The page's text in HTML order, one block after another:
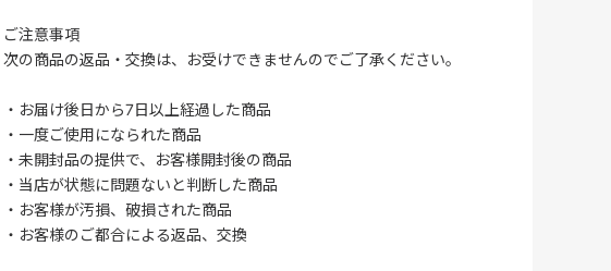
ご注意事項
次の商品の返品・交換は、お受けできませんのでご了承ください。
・お届け後日から7日以上経過した商品
・一度ご使用になられた商品
・未開封品の提供で、お客様開封後の商品
・当店が状態に問題ないと判断した商品
・お客様が汚損、破損された商品
・お客様のご都合による返品、交換